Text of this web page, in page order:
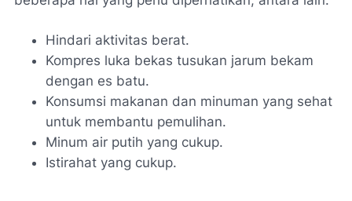
Hindari aktivitas berat.
Kompres luka bekas tusukan jarum bekam
dengan es batu.
Konsumsi makanan dan minuman yang sehat
untuk membantu pemulihan.
Minum air putih yang cukup.
Istirahat yang cukup.